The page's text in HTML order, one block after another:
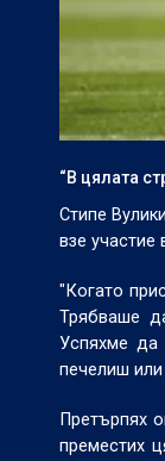
“В цялата
Стипе
взе участие
"Когато
Трябваше
Успяхме да
печелиш
Претърпях
преместих